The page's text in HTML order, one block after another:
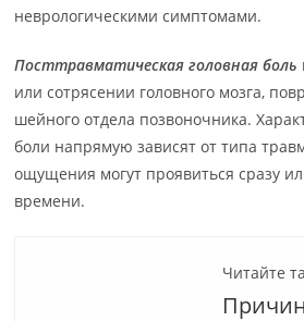
неврологическими симптомами.
Посттравматическая головная боль
или сотрясении головного мозга,
шейного отдела позвоночника.
боли напрямую зависят от типа
ощущения могут проявиться сразу
времени.
Читайте